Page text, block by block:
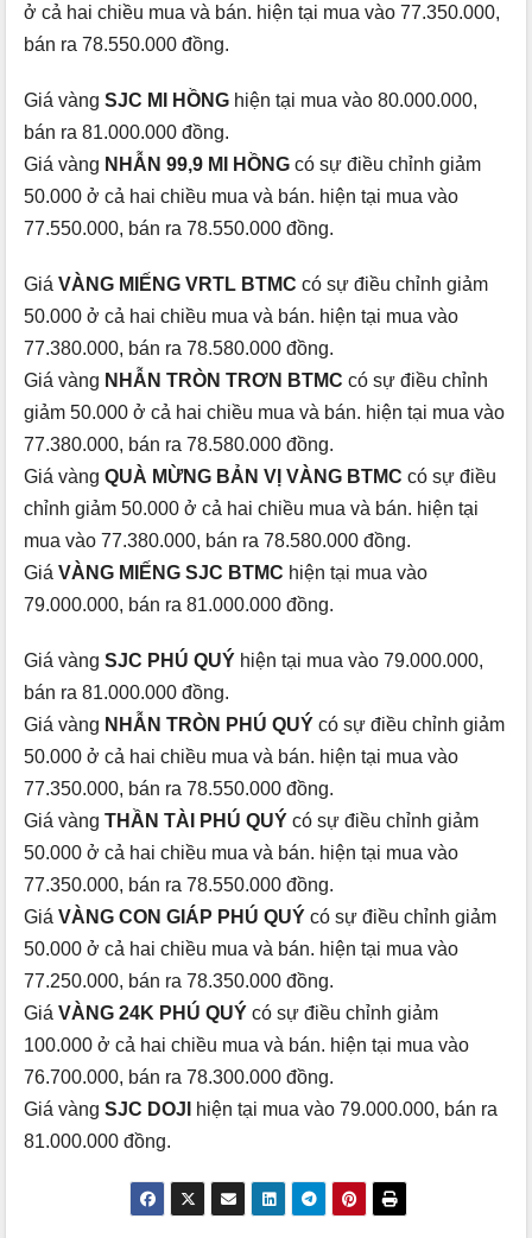
ở cả hai chiều mua và bán. hiện tại mua vào 77.350.000,
bán ra 78.550.000 đồng.
Giá vàng SJC MI HỒNG hiện tại mua vào 80.000.000,
bán ra 81.000.000 đồng.
Giá vàng NHẪN 99,9 MI HỒNG có sự điều chỉnh giảm
50.000 ở cả hai chiều mua và bán. hiện tại mua vào
77.550.000, bán ra 78.550.000 đồng.
Giá VÀNG MIẾNG VRTL BTMC có sự điều chỉnh giảm
50.000 ở cả hai chiều mua và bán. hiện tại mua vào
77.380.000, bán ra 78.580.000 đồng.
Giá vàng NHẪN TRÒN TRƠN BTMC có sự điều chỉnh
giảm 50.000 ở cả hai chiều mua và bán. hiện tại mua vào
77.380.000, bán ra 78.580.000 đồng.
Giá vàng QUÀ MỪNG BẢN VỊ VÀNG BTMC có sự điều
chỉnh giảm 50.000 ở cả hai chiều mua và bán. hiện tại
mua vào 77.380.000, bán ra 78.580.000 đồng.
Giá VÀNG MIẾNG SJC BTMC hiện tại mua vào
79.000.000, bán ra 81.000.000 đồng.
Giá vàng SJC PHÚ QUÝ hiện tại mua vào 79.000.000,
bán ra 81.000.000 đồng.
Giá vàng NHẪN TRÒN PHÚ QUÝ có sự điều chỉnh giảm
50.000 ở cả hai chiều mua và bán. hiện tại mua vào
77.350.000, bán ra 78.550.000 đồng.
Giá vàng THẦN TÀI PHÚ QUÝ có sự điều chỉnh giảm
50.000 ở cả hai chiều mua và bán. hiện tại mua vào
77.350.000, bán ra 78.550.000 đồng.
Giá VÀNG CON GIÁP PHÚ QUÝ có sự điều chỉnh giảm
50.000 ở cả hai chiều mua và bán. hiện tại mua vào
77.250.000, bán ra 78.350.000 đồng.
Giá VÀNG 24K PHÚ QUÝ có sự điều chỉnh giảm
100.000 ở cả hai chiều mua và bán. hiện tại mua vào
76.700.000, bán ra 78.300.000 đồng.
Giá vàng SJC DOJI
hiện tại mua vào 79.000.000, bán ra
81.000.000 đồng.